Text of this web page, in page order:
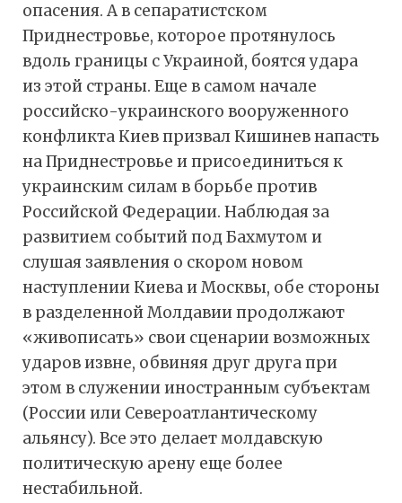
опасения. А в сепаратистском
Приднестровье, которое протянулось
вдоль границы с Украиной, боятся удара
из этой страны. Еще в самом начале
российско-украинского вооруженного
конфликта Киев призвал Кишинев напасть
на Приднестровье и присоединиться к
украинским силам в борьбе против
Российской Федерации. Наблюдая за
развитием событий под Бахмутом и
слушая заявления о скором новом
наступлении Киева и Москвы, обе стороны
в разделенной Молдавии продолжают
«живописать» свои сценарии возможных
ударов извне, обвиняя друг друга при
этом в служении иностранным субъектам
(России или Североатлантическому
альянсу). Все это делает молдавскую
политическую арену еще более
нестабильной.